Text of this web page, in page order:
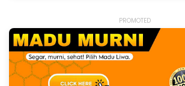
PROMOTED